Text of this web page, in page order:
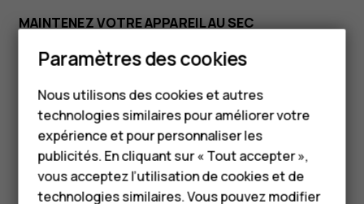
Smartphones
Téléphones classiques
HMD Terra M
Pour les entreprises
MAINTENEZ VOTRE APPAREIL AU SEC
Si votre appareil est résistant à l'eau, consultez son indice
IP dans les spécifications techniques de l'appareil pour
obtenir des conseils plus détaillés.
Paramètres des cookies
Nous utilisons des cookies et autres
technologies similaires pour améliorer votre
expérience et pour personnaliser les
publicités. En cliquant sur « Tout accepter »,
vous acceptez l’utilisation de cookies et de
technologies similaires. Vous pouvez modifier